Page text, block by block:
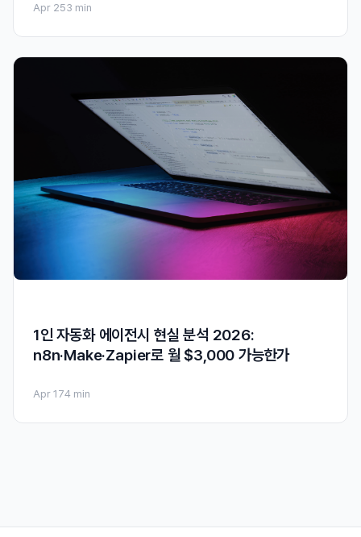
Apr 253 min
1인 자동화 에이전시 현실 분석 2026:
n8n·Make·Zapier로 월 $3,000 가능한가
Apr 174 min